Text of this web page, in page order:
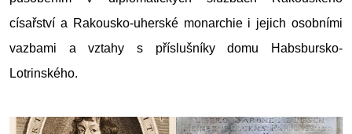
císařství a Rakousko-uherské monarchie i jejich osobními
vazbami a vztahy s příslušníky domu Habsbursko-
Lotrinského.